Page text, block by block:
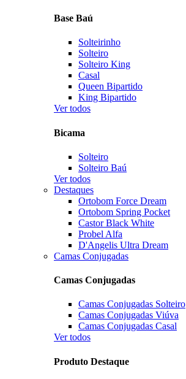
Base Baú
Solteirinho
Solteiro
Solteiro King
Casal
Queen Bipartido
King Bipartido
Ver todos
Bicama
Solteiro
Solteiro Baú
Ver todos
Destaques
Ortobom Force Dream
Ortobom Spring Pocket
Castor Black White
Probel Alfa
D'Angelis Ultra Dream
Camas Conjugadas
Camas Conjugadas
Camas Conjugadas Solteiro
Camas Conjugadas Viúva
Camas Conjugadas Casal
Ver todos
Produto Destaque